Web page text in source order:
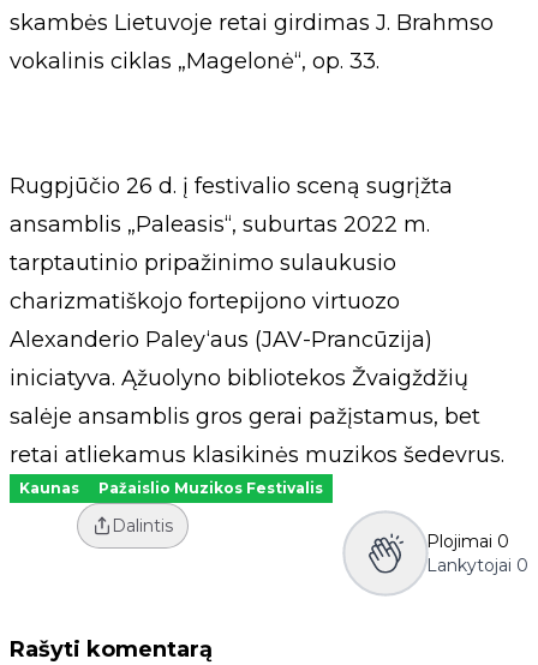
skambės Lietuvoje retai girdimas J. Brahmso
vokalinis ciklas „Magelonė“, op. 33.
Rugpjūčio 26 d. į festivalio sceną sugrįžta
ansamblis „Paleasis“, suburtas 2022 m.
tarptautinio pripažinimo sulaukusio
charizmatiškojo fortepijono virtuozo
Alexanderio Paley‘aus (JAV-Prancūzija)
iniciatyva. Ąžuolyno bibliotekos Žvaigždžių
salėje ansamblis gros gerai pažįstamus, bet
retai atliekamus klasikinės muzikos šedevrus.
Kaunas Pažaislio Muzikos Festivalis
Dalintis
Plojimai 0
Lankytojai 0
Rašyti komentarą